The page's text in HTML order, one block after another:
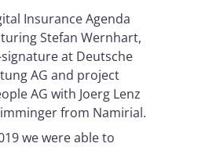
Insurance Agenda
Stefan Wernhart,
at Deutsche
AG and project
AG with Joerg Lenz
from Namirial.
we were able to